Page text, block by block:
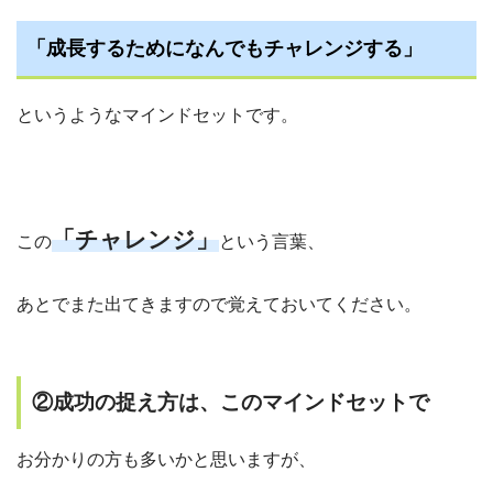
「成長するためになんでもチャレンジする」
というようなマインドセットです。
この「チャレンジ」という言葉、
あとでまた出てきますので覚えておいてください。
②成功の捉え方は、このマインドセットで
お分かりの方も多いかと思いますが、